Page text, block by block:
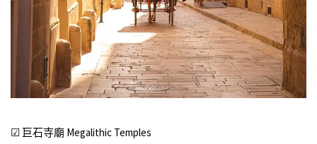
☑ 巨石寺廟 Megalithic Temples